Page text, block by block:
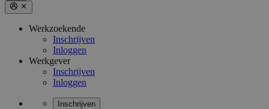
Werkzoekende
Inschrijven
Inloggen
Werkgever
Inschrijven
Inloggen
Inschrijven